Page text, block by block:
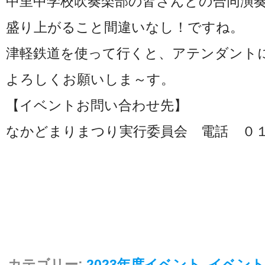
盛り上がること間違いなし！ですね。
津軽鉄道を使って行くと、アテンダント
よろしくお願いしま～す。
【イベントお問い合わせ先】
なかどまりまつり実行委員会 電話 ０